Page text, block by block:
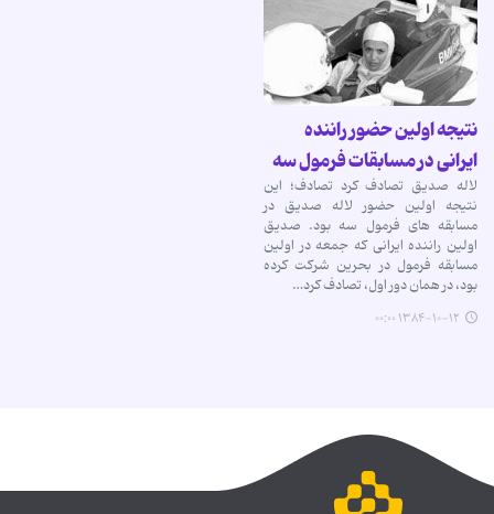
نتیجه اولین حضور راننده
ایرانى در مسابقات فرمول سه
لاله صدیق تصادف كرد تصادف؛ این
نتیجه اولین حضور لاله صدیق در
مسابقه هاى فرمول سه بود. صدیق
اولین راننده ایرانى كه جمعه در اولین
مسابقه فرمول در بحرین شركت كرده
بود، در همان دور اول، تصادف كرد…
۱۳۸۴-۱۰-۱۲ ۰۰:۰۰